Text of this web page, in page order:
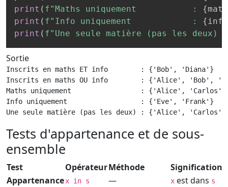
print ( f"Maths uniquement           : {
print ( f"Info uniquement            : {
print ( f"Une seule matière (pas les
Sortie
Inscrits en maths ET info        : {'Bob', 'Diana'}
Inscrits en maths OU info        : {'Alice', 'Bob',
Maths uniquement                 : {'Alice', 'Carlos'}
Info uniquement                  : {'Eve', 'Frank'}
Une seule matière (pas les deux) : {'Alice',
Tests d'appartenance et de sous-
ensemble
Test OpérateurMéthode
Signification
Appartenancex in s — x est dans s